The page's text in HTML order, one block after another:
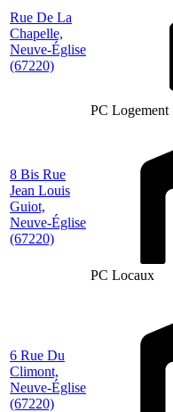
Rue De La
Chapelle,
Neuve-Église
(67220)
PC Logement
8 Bis Rue
Jean Louis
Guiot,
Neuve-Église
(67220)
PC Locaux
6 Rue Du
Climont,
Neuve-Église
(67220)